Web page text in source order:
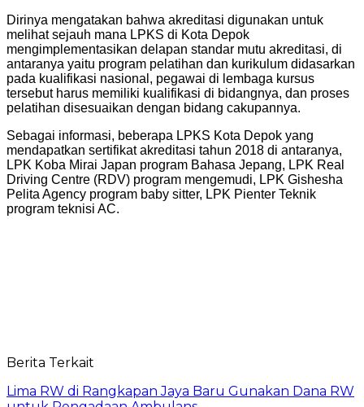
Dirinya mengatakan bahwa akreditasi digunakan untuk
melihat sejauh mana LPKS di Kota Depok
mengimplementasikan delapan standar mutu akreditasi, di
antaranya yaitu program pelatihan dan kurikulum didasarkan
pada kualifikasi nasional, pegawai di lembaga kursus
tersebut harus memiliki kualifikasi di bidangnya, dan proses
pelatihan disesuaikan dengan bidang cakupannya.
Sebagai informasi, beberapa LPKS Kota Depok yang
mendapatkan sertifikat akreditasi tahun 2018 di antaranya,
LPK Koba Mirai Japan program Bahasa Jepang, LPK Real
Driving Centre (RDV) program mengemudi, LPK Gishesha
Pelita Agency program baby sitter, LPK Pienter Teknik
program teknisi AC.
Berita Terkait
Lima RW di Rangkapan Jaya Baru Gunakan Dana RW